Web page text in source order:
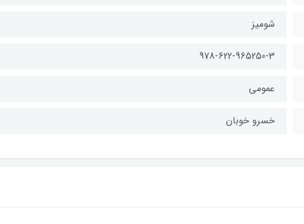
شومیز
978-622-965250-3
عمومی
خسرو خوبان